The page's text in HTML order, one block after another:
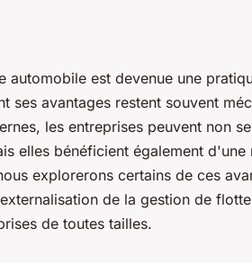
de flotte
est devenue une
ses avantages restent souvent
les entreprises peuvent non
elles bénéficient également d'une
explorerons certains de ces
de la gestion de
de toutes tailles.